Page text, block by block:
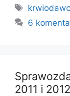
Tagi
6
2011 i